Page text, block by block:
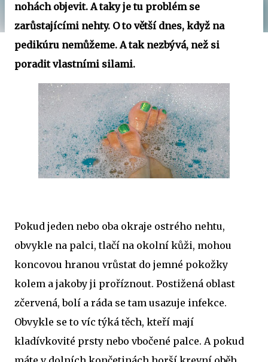
nohách objevit. A taky je tu problém se
zarůstajícími nehty. O to větší dnes, když na
pedikúru nemůžeme. A tak nezbývá, než si
poradit vlastními silami.
Pokud jeden nebo oba okraje ostrého nehtu,
obvykle na palci, tlačí na okolní kůži, mohou
koncovou hranou vrůstat do jemné pokožky
kolem a jakoby ji proříznout. Postižená oblast
zčervená, bolí a ráda se tam usazuje infekce.
Obvykle se to víc týká těch, kteří mají
kladívkovité prsty nebo vbočené palce. A pokud